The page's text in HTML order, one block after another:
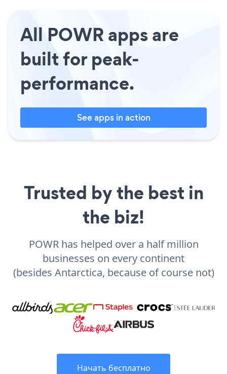
All POWR apps are
built for peak-
performance.
See apps in action
Trusted by the best in
the biz!
POWR has helped over a half million
businesses on every continent
(besides Antarctica, because of course not)
Начать бесплатно